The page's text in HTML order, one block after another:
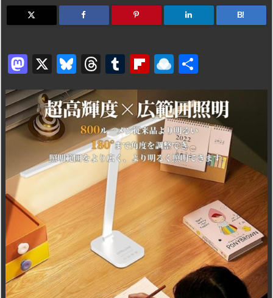
B!
M
a
st
o
d
o
n
X
Bl
u
e
s
k
y
T
hr
e
a
d
s
T
u
m
bl
r
Fl
ip
b
o
ar
d
R
n
dr
o
p.
io
有